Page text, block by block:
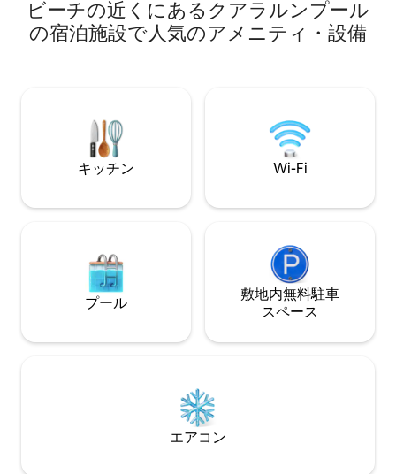
テキスタイルで、落ち着いた滞在をお楽
しみいただけます。スマートテレビで
Netflixをご覧いただけます。高速Wi-Fiと
ル、フィットネスセンター、穏やかなス
カイガーデンなどのプレミアムアメニテ
ィもご利用いただけます。
ビーチの近くにあるクアラルンプール
の宿泊施設で人気のアメニティ・設備
キッチン Wi-Fi
プール
敷地内無料駐⁠車
ス⁠ペ⁠ー⁠ス
エアコン